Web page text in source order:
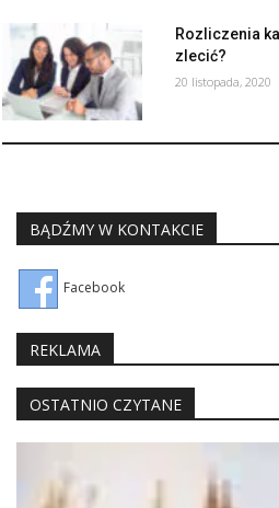
Rozliczenia
zlecić?
20 listopada, 2020
BĄDŹMY W KONTAKCIE
Facebook
REKLAMA
OSTATNIO CZYTANE